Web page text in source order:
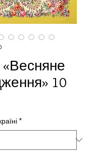
«Весняне
10
*